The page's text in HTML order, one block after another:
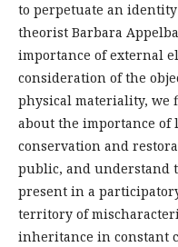
to perpetuate an
theorist Barbara
importance of external
consideration of the
physical materiality, we
about the importance
conservation and
public, and understand
present in a
territory of
inheritance in constant